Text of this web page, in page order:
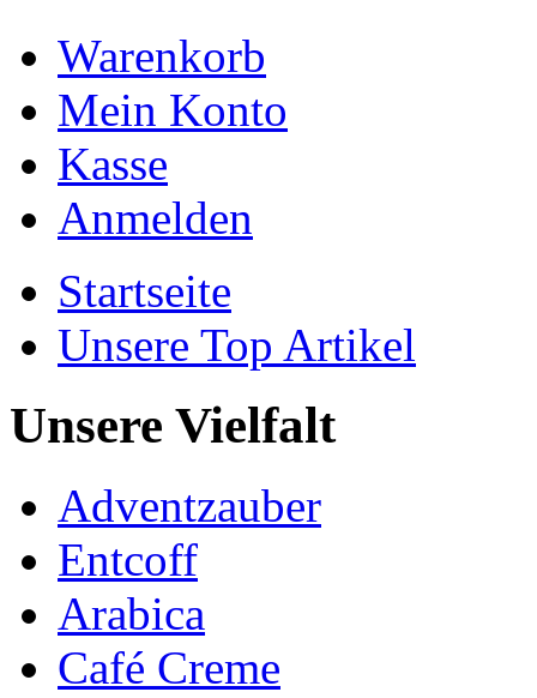
Warenkorb
Mein Konto
Kasse
Anmelden
Startseite
Unsere Top Artikel
Unsere Vielfalt
Adventzauber
Entcoff
Arabica
Café Creme